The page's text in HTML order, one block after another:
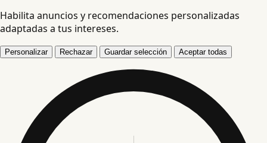
Habilita anuncios y recomendaciones personalizadas
adaptadas a tus intereses.
Personalizar Rechazar Guardar selección Aceptar todas